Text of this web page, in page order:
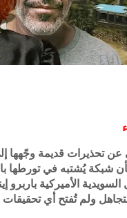
تحذيرات قديمة وجّهها
شبكة يُشتبه في تورطها
الأميركية باربرو
ولم تُفتح أي